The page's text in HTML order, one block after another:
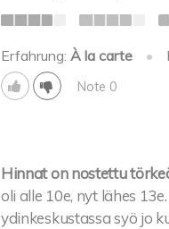
Erfahrung: À la carte •
Note 0
Hinnat on nostettu
oli alle 10e, nyt lähes
ydinkeskustassa syö jo